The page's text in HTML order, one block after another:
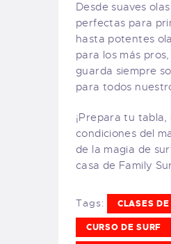
Desde suaves
perfectas para
hasta potentes
para los más
guarda siempre
para todos
¡Prepara tu tabla,
condiciones del
de la magia de
casa de Family
Tags: CLASES DE
CURSO DE SURF